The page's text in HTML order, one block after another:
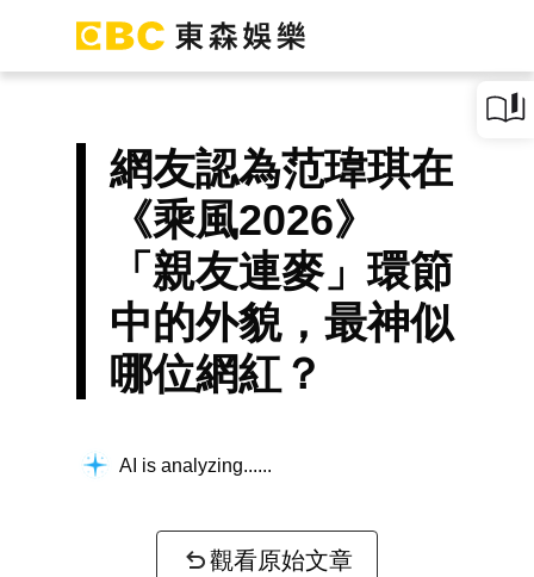
網友認為范瑋琪在
《乘風2026》
「親友連麥」環節
中的外貌，最神似
哪位網紅？
AI is analyzing...
觀看原始文章